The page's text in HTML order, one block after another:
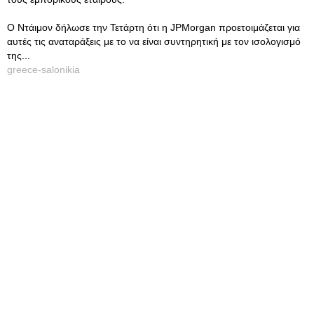
Ο Ντάιμον δήλωσε την Τετάρτη ότι η JPMorgan προετοιμάζεται για
αυτές τις αναταράξεις με το να είναι συντηρητική με τον ισολογισμό
της...
greece-salonikia